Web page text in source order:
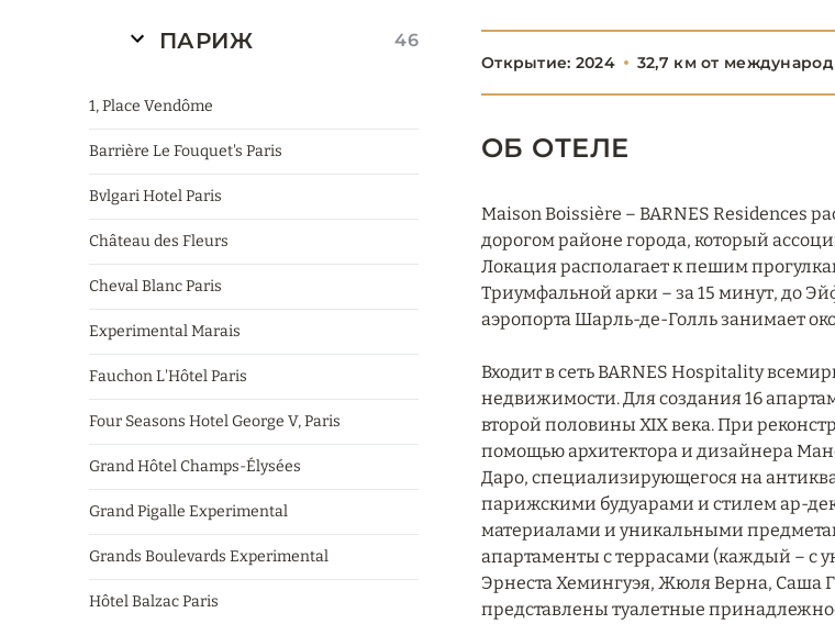
ПАРИЖ 46
1, Place Vendôme
Barrière Le Fouquet's Paris
Bvlgari Hotel Paris
Château des Fleurs
Cheval Blanc Paris
Experimental Marais
Fauchon L'Hôtel Paris
Four Seasons Hotel George V, Paris
Grand Hôtel Champs-Élysées
Grand Pigalle Experimental
Grands Boulevards Experimental
Hôtel Balzac Paris
Открытие: 2024 32,7 км от
ОБ ОТЕЛЕ
Maison Boissière – BARNES Residences
дорогом районе города, который
Локация располагает к пешим
Триумфальной арки – за 15 минут, до
аэропорта Шарль-де-Голль занимает
Входит в сеть BARNES Hospitality
недвижимости. Для создания 16
второй половины XIX века. При
помощью архитектора и дизайнера
Даро, специализирующегося на
парижскими будуарами и стилем ар-
материалами и уникальными
апартаменты с террасами (каждый – с
Эрнеста Хемингуэя, Жюля Верна, Саша
представлены туалетные